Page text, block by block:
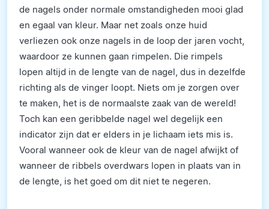
de nagels onder normale omstandigheden mooi glad
en egaal van kleur. Maar net zoals onze huid
verliezen ook onze nagels in de loop der jaren vocht,
waardoor ze kunnen gaan rimpelen. Die rimpels
lopen altijd in de lengte van de nagel, dus in dezelfde
richting als de vinger loopt. Niets om je zorgen over
te maken, het is de normaalste zaak van de wereld!
Toch kan een geribbelde nagel wel degelijk een
indicator zijn dat er elders in je lichaam iets mis is.
Vooral wanneer ook de kleur van de nagel afwijkt of
wanneer de ribbels overdwars lopen in plaats van in
de lengte, is het goed om dit niet te negeren.